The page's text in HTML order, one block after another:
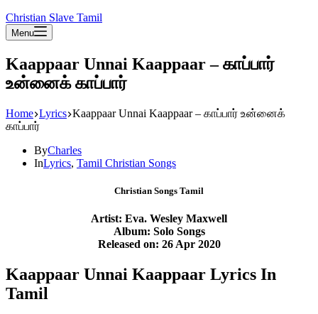
Christian Slave Tamil
Menu
Kaappaar Unnai Kaappaar – காப்பார்
உன்னைக் காப்பார்
Home Lyrics Kaappaar Unnai Kaappaar – காப்பார் உன்னைக்
காப்பார்
ByCharles
InLyrics, Tamil Christian Songs
Christian Songs Tamil
Artist: Eva. Wesley Maxwell
Album: Solo Songs
Released on: 26 Apr 2020
Kaappaar Unnai Kaappaar Lyrics In
Tamil